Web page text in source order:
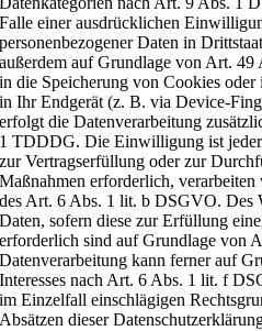
Falle einer ausdrücklichen
personenbezogener Daten in
außerdem auf Grundlage von Art.
in die Speicherung von Cookies
in Ihr Endgerät (z. B. via Device-
erfolgt die Datenverarbeitung
1 TDDDG. Die Einwilligung ist
zur Vertragserfüllung oder zur
Maßnahmen erforderlich,
des Art. 6 Abs. 1 lit. b DSGVO. Des
Daten, sofern diese zur Erfüllung
erforderlich sind auf Grundlage von
Datenverarbeitung kann ferner auf
Interesses nach Art. 6 Abs. 1 lit. f
im Einzelfall einschlägigen
Absätzen dieser